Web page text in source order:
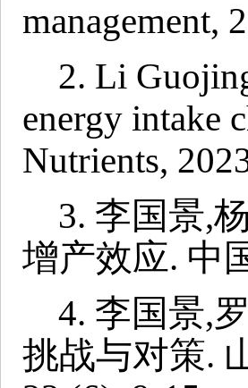
management,
2. Li
energy intake
Nutrients,
3. 李国景,
增产效应. 中
4. 李国景,
挑战与对策.